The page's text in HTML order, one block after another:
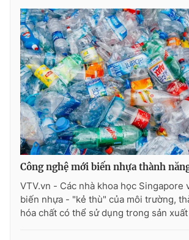
Công nghệ mới biến nhựa thành
VTV.vn - Các nhà khoa học Singapore
biến nhựa - "kẻ thù" của môi trường,
hóa chất có thể sử dụng trong sản